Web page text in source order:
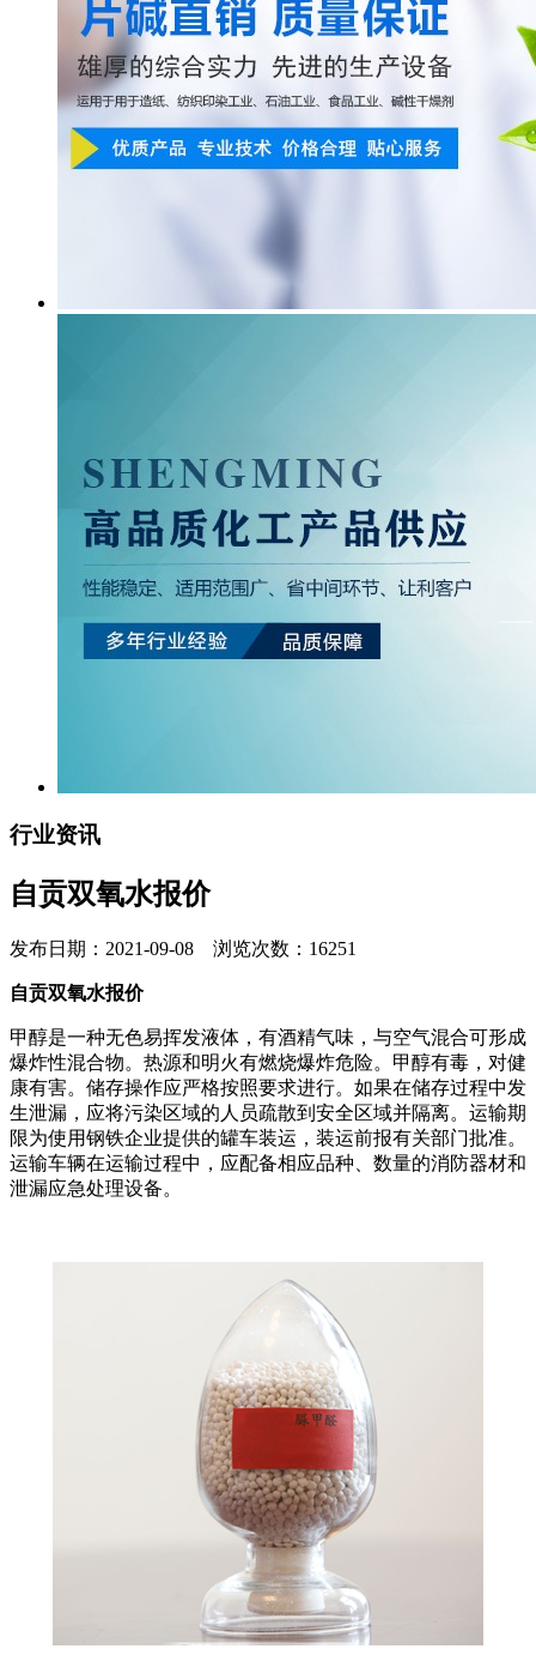
行业资讯
自贡双氧水报价
发布日期：2021-09-08 浏览次数：16251
自贡双氧水报价
甲醇是一种无色易挥发液体，有酒精气味，与空气混合可形成
爆炸性混合物。热源和明火有燃烧爆炸危险。甲醇有毒，对健
康有害。储存操作应严格按照要求进行。如果在储存过程中发
生泄漏，应将污染区域的人员疏散到安全区域并隔离。运输期
限为使用钢铁企业提供的罐车装运，装运前报有关部门批准。
运输车辆在运输过程中，应配备相应品种、数量的消防器材和
泄漏应急处理设备。